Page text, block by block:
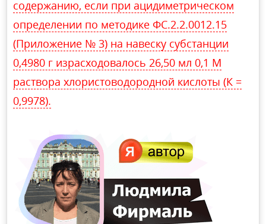
содержанию, если при ацидиметрическом
определении по методике ФС.2.2.0012.15
(Приложение № 3) на навеску субстанции
0,4980 г израсходовалось 26,50 мл 0,1 М
раствора хлористоводородной кислоты (К =
0,9978).